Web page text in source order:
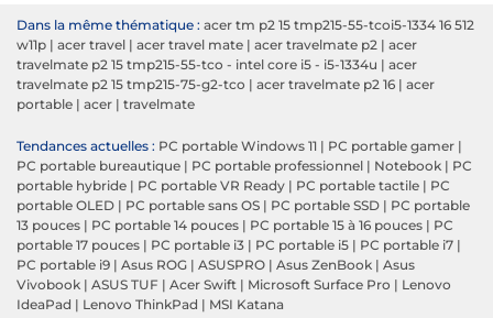
Dans la même thématique : acer tm p2 15 tmp215-55-tcoi5-1334 16 512
w11p | acer travel | acer travel mate | acer travelmate p2 | acer
travelmate p2 15 tmp215-55-tco - intel core i5 - i5-1334u | acer
travelmate p2 15 tmp215-75-g2-tco | acer travelmate p2 16 | acer
portable | acer | travelmate
Tendances actuelles : PC portable Windows 11 | PC portable gamer |
PC portable bureautique | PC portable professionnel | Notebook | PC
portable hybride | PC portable VR Ready | PC portable tactile | PC
portable OLED | PC portable sans OS | PC portable SSD | PC portable
13 pouces | PC portable 14 pouces | PC portable 15 à 16 pouces | PC
portable 17 pouces | PC portable i3 | PC portable i5 | PC portable i7 |
PC portable i9 | Asus ROG | ASUSPRO | Asus ZenBook | Asus
Vivobook | ASUS TUF | Acer Swift | Microsoft Surface Pro | Lenovo
IdeaPad | Lenovo ThinkPad | MSI Katana